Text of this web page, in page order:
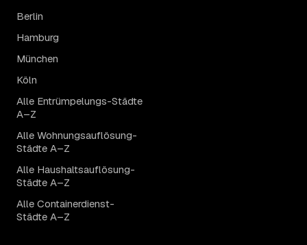
Berlin
Hamburg
München
Köln
Alle Entrümpelungs-Städte
A–Z
Alle Wohnungsauflösung-
Städte A–Z
Alle Haushaltsauflösung-
Städte A–Z
Alle Containerdienst-
Städte A–Z